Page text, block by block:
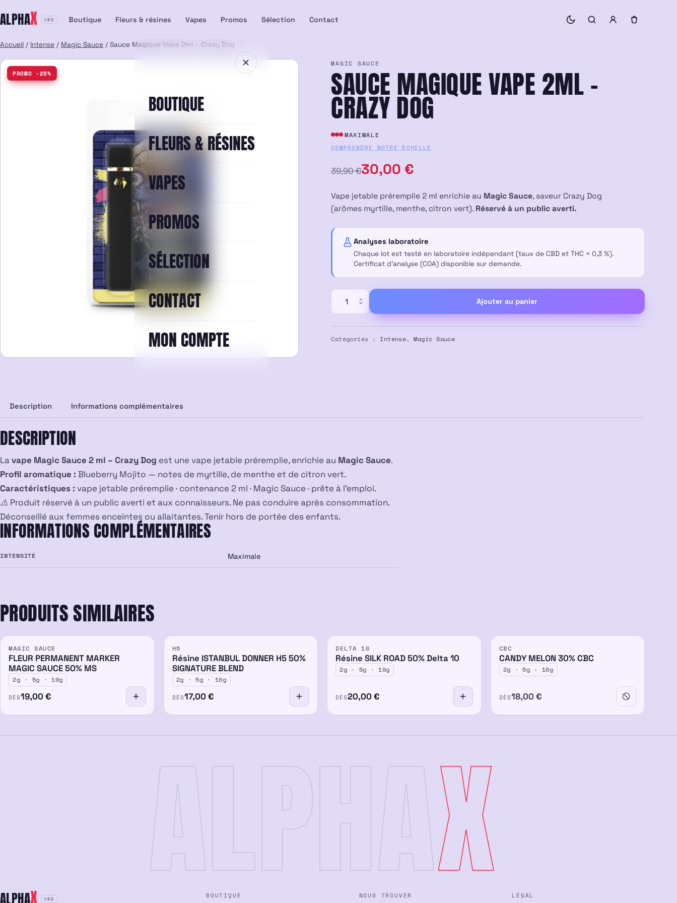
au
ALPHAX CBD Boutique Fleurs & résines Vapes Promos Sélection Contact
BOUTIQUE
FLEURS & RÉSINES
VAPES
PROMOS
SÉLECTION
CONTACT
MON COMPTE
Accueil / Intense / Magic Sauce / Sauce Magique Vape 2ml – Crazy Dog
PROMO -25%
MAGIC SAUCE
SAUCE MAGIQUE VAPE 2ML –
CRAZY DOG
MAXIMALE
COMPRENDRE NOTRE ÉCHELLE
39,90€
Le
prix
initial
était :
39,90 €.
30,00 €
Le
prix
actuel
est :
30,00 €.
Vape jetable préremplie 2 ml enrichie au Magic Sauce, saveur Crazy Dog
(arômes myrtille, menthe, citron vert). Réservé à un public averti.
Analyses laboratoire
Chaque lot est testé en laboratoire indépendant (taux de CBD et THC < 0,3 %).
Certificat d’analyse (COA) disponible sur demande.
quantité
de
Ajouter au panier
Catégories : Intense,Magic Sauce
Description Informations complémentaires
DESCRIPTION
Lavape Magic Sauce 2 ml – Crazy Dog est une vape jetable préremplie, enrichie au Magic Sauce.
Profil aromatique : Blueberry Mojito — notes de myrtille, de menthe et de citron vert.
Caractéristiques : vape jetable préremplie · contenance 2 ml · Magic Sauce · prête à l’emploi.
⚠️ Produit réservé à un public averti et aux connaisseurs. Ne pas conduire après consommation.
Déconseillé aux femmes enceintes ou allaitantes. Tenir hors de portée des enfants.
INFORMATIONS COMPLÉMENTAIRES
INTENSITÉ Maximale
PRODUITS SIMILAIRES
50%
MAGIC SAUCE
FLEUR PERMANENT MARKER
MAGIC SAUCE 50% MS
2g · 5g · 10g
DÈS19,00€
50%
H5
Résine ISTANBUL DONNER H5 50%
SIGNATURE BLEND
2g · 5g · 10g
DÈS17,00 €
50%
DELTA 10
Résine SILK ROAD 50% Delta 10
2g · 5g · 10g
DÈS20,00€
30%
CBC
CANDY MELON 30% CBC
2g · 5g · 10g
DÈS18,00 €
ALPHAX
ALPHAX CBD BOUTIQUE NOUS TROUVER LÉGAL